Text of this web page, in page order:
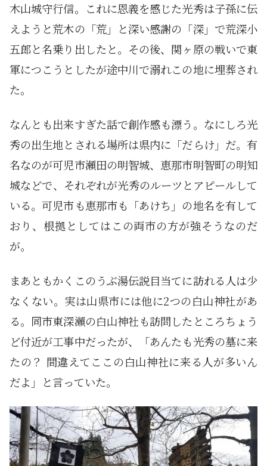
木山城守行信。これに恩義を感じた光秀は子孫に伝
えようと荒木の「荒」と深い感謝の「深」で荒深小
五郎と名乗り出したと。その後、関ヶ原の戦いで東
軍につこうとしたが途中川で溺れこの地に埋葬され
た。
なんとも出来すぎた話で創作感も漂う。なにしろ光
秀の出生地とされる場所は県内に「だらけ」だ。有
名なのが可児市瀬田の明智城、恵那市明智町の明知
城などで、それぞれが光秀のルーツとアピールして
いる。可児市も恵那市も「あけち」の地名を有して
おり、根拠としてはこの両市の方が強そうなのだ
が。
まあともかくこのうぶ湯伝説目当てに訪れる人は少
なくない。実は山県市には他に2つの白山神社があ
る。同市東深瀬の白山神社も訪問したところちょう
ど付近が工事中だったが、「あんたも光秀の墓に来
たの？ 間違えてここの白山神社に来る人が多いん
だよ」と言っていた。